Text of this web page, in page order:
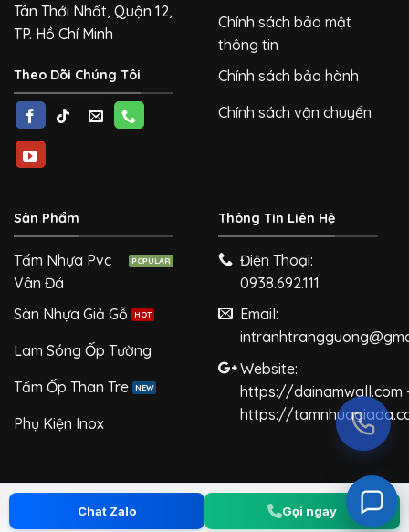
Chat Zalo Gọi ngay
Tân Thới Nhất, Quận 12,
TP. Hồ Chí Minh
Theo Dõi Chúng Tôi
Chính sách bảo mật
thông tin
Chính sách bảo hành
Chính sách vận chuyển
Sản Phẩm
Tấm Nhựa Pvc
Vân Đá
Sàn Nhựa Giả Gỗ
Lam Sóng Ốp Tường
Tấm Ốp Than Tre
Phụ Kiện Inox
Thông Tin Liên Hệ
Điện Thoại:
0938.692.111
Email:
Website:
https://dainamwall.com
https://